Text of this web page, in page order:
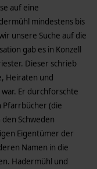
auf eine
mindestens bis
unsere Suche auf die
gab es in Konzell
Dieser schrieb
Heiraten und
Er durchforschte
Pfarrbücher (die
Schweden
Eigentümer der
Namen in die
Hadermühl und